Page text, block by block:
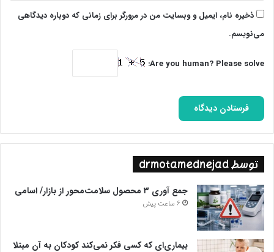
ذخیره نام، ایمیل و وبسایت من در مرورگر برای زمانی که دوباره دیدگاهی
می‌نویسم.
Are you human? Please solve:
توسط drmotamednejad
جمع آوری ۳ محصول سلامت‌محور از بازار/ اسامی
6 ساعت پیش
بیماری‌ای که کسی فکر نمی‌کند کودکان به آن مبتلا